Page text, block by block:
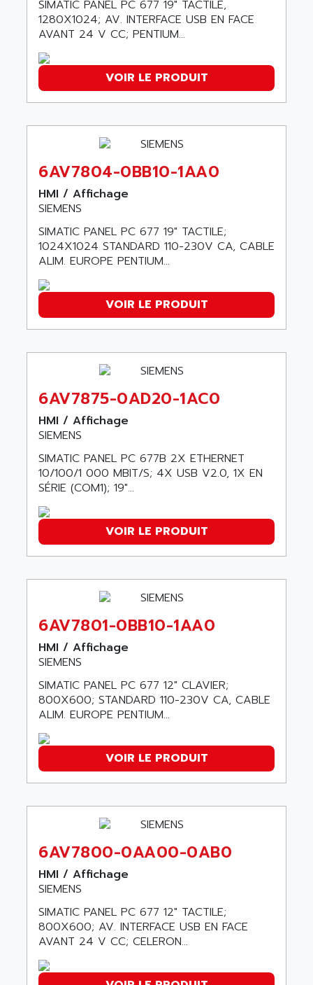
SIMODRIVE 611
TSX MOMENTUM
NUM 760
NUM 750/760
NUM750
NUM750 / NUM760
NUM 750
ULTRA SERIES
IPC
INDUCTEL
C500
C200H
CQM1
R88
RECTIVAR 4
ALTIVAR 16
ALTIVAR 66
MICROMASTER
SY/MAX
ADVANTYS
APRIL 3000
VT5000
VSPA1
CNC ALPHA
SMART TOUCH
PROVIT 5000
S4-S4C
FESTO ELECTRONIC
PCS095
REDIPANEL
MULTI-SERVO
PCS
RECTIVAR
RECTIVAR 4 SERIE 641
CONTROLLOGIX
ADVANCE HIVOLT
ADVANCE TAPES
ADVANCED MICRO DEVICES
ADVANCED MOTION CONTROLS
ADVANCED UV
ADVANTECH
ADVANTYS FTM
ADWIN
AE
AE&T
AECO
AEE
AEES
AEG MODICON
AEL CRYSTALS
AEM
AEP
AERMEC
AEROBAR
AEROSEC INDUSTRIE
AEROTECH
AES
AEV
AFAG
AFDI
AFP PRODEL
AG ASSOCIATES
AGASTAT
AGDE
AGE POWERBLOCK
AGETEM
AGI
AGILENT
AGILENT TECHNOLOGIES
AGILER
AGP
AGS
AGTATAC
SIMATIC PANEL PC 677 19" TACTILE,
1280X1024; AV. INTERFACE USB EN FACE
AVANT 24 V CC; PENTIUM...
VOIR LE PRODUIT
6AV7804-0BB10-1AA0
HMI / Affichage
SIEMENS
SIMATIC PANEL PC 677 19" TACTILE;
1024X1024 STANDARD 110-230V CA, CABLE
ALIM. EUROPE PENTIUM...
VOIR LE PRODUIT
6AV7875-0AD20-1AC0
HMI / Affichage
SIEMENS
SIMATIC PANEL PC 677B 2X ETHERNET
10/100/1 000 MBIT/S; 4X USB V2.0, 1X EN
SÉRIE (COM1); 19"...
VOIR LE PRODUIT
6AV7801-0BB10-1AA0
HMI / Affichage
SIEMENS
SIMATIC PANEL PC 677 12" CLAVIER;
800X600; STANDARD 110-230V CA, CABLE
ALIM. EUROPE PENTIUM...
VOIR LE PRODUIT
6AV7800-0AA00-0AB0
HMI / Affichage
SIEMENS
SIMATIC PANEL PC 677 12" TACTILE;
800X600; AV. INTERFACE USB EN FACE
AVANT 24 V CC; CELERON...